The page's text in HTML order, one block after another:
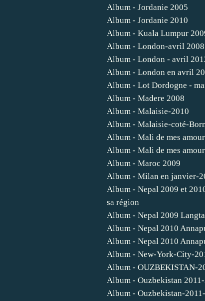
Album - Jordanie 2005
Album - Jordanie 2010
Album - Kuala Lumpur
Album - London-avril 2008
Album - London - avril
Album - London en avril
Album - Lot Dordogne -
Album - Madere 2008
Album - Malaisie-2010
Album - Malaisie-coté-
Album - Mali de mes
Album - Mali de mes
Album - Maroc 2009
Album - Milan en janvier-
Album - Nepal 2009 et
sa région
Album - Nepal 2009
Album - Nepal 2010
Album - Nepal 2010
Album - New-York-City-
Album - OUZBEKISTAN-
Album - Ouzbekistan
Album - Ouzbekistan-